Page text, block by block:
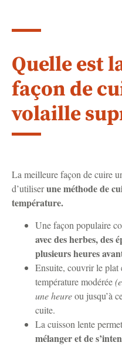
Quelle est
façon de
volaille
La meilleure façon de cuire
d’utiliserune méthode de
température.
Une façon populaire
avec des herbes, des
plusieurs heures
Ensuite, couvrir le plat
température modérée
une heureou jusqu’à
cuite.
La cuisson lente
mélanger et de